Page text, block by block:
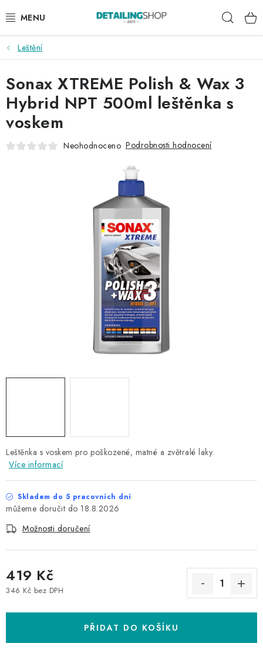
na
AKCE
NOVINKY
EXTERIÉR
INTERIÉR
DÁRKOVÉ SADY A POUKAZY
PRODÁVANÉ ZNAČKY
Leštění
Leštěnka s voskem pro poškozené, matné a zvětralé laky.
Více informací
Skladem do 5 pracovních dní
18.8.2026
Možnosti doručení
419 Kč
346 Kč bez DPH
PŘIDAT DO KOŠÍKU
Sonax XTREME Polish & Wax 3
Hybrid NPT 500ml leštěnka s
voskem
Neohodnoceno Podrobnosti hodnocení